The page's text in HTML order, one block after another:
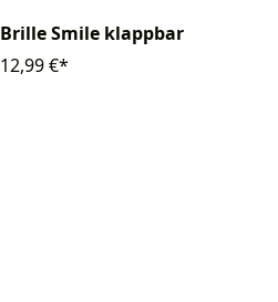
Brille Smile klappbar
12,99 €*